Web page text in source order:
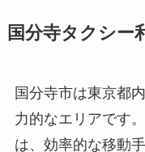
国分寺タクシー
国分寺市は東京都
力的なエリアです
は、効率的な移動